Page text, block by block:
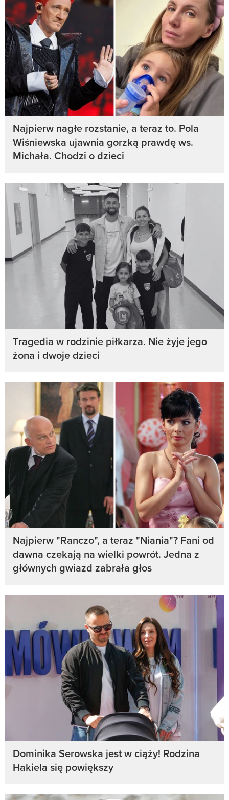
Najpierw nagłe rozstanie, a teraz to. Pola
Wiśniewska ujawnia gorzką prawdę ws.
Michała. Chodzi o dzieci
Tragedia w rodzinie piłkarza. Nie żyje jego
żona i dwoje dzieci
Najpierw "Ranczo", a teraz "Niania"? Fani od
dawna czekają na wielki powrót. Jedna z
głównych gwiazd zabrała głos
Dominika Serowska jest w ciąży! Rodzina
Hakiela się powiększy